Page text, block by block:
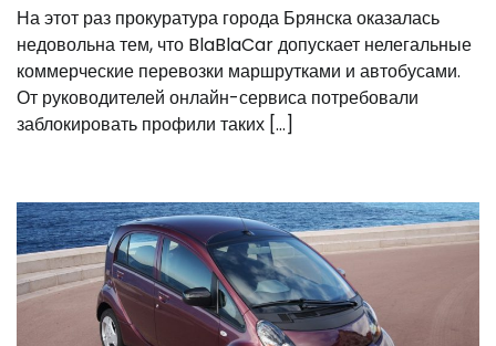
На этот раз прокуратура города Брянска оказалась
недовольна тем, что BlaBlaCar допускает нелегальные
коммерческие перевозки маршрутками и автобусами.
От руководителей онлайн-сервиса потребовали
заблокировать профили таких […]